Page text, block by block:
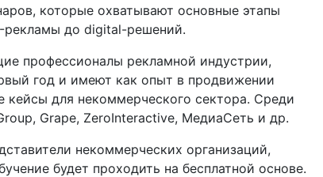
которые охватывают основные этапы
рекламы до digital-решений.
профессионалы рекламной индустрии,
год и имеют как опыт в продвижении
кейсы для некоммерческого сектора. Среди
Grape, ZeroInteractive, МедиаСеть и др.
некоммерческих организаций,
будет проходить на бесплатной основе.